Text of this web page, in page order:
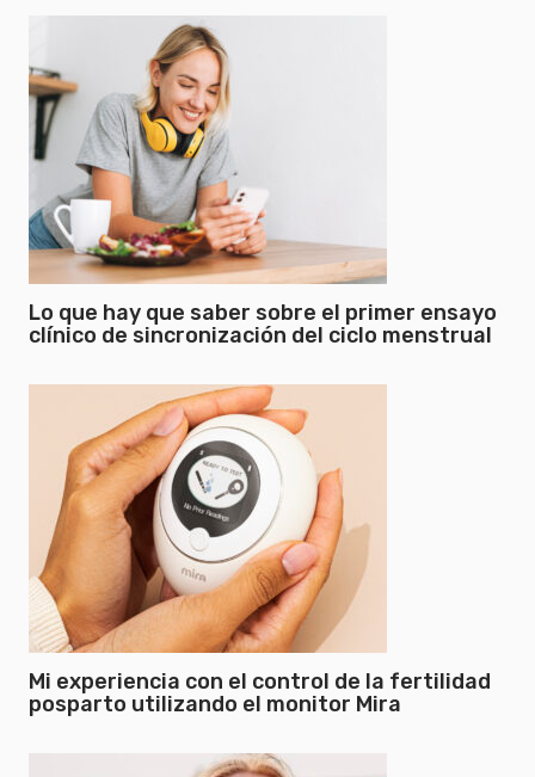
Lo que hay que saber sobre el primer ensayo
clínico de sincronización del ciclo menstrual
Mi experiencia con el control de la fertilidad
posparto utilizando el monitor Mira